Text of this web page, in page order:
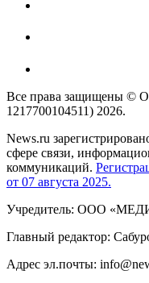
Все права защищены
1217700104511) 2026.
News.ru
сфере связи,
коммуникаций.
от 07 августа 2025.
Учредитель: ООО
Главный редактор:
Адрес эл.почты: